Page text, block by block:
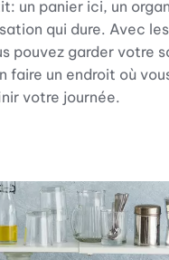
un panier ici, un
qui dure. Avec
pouvez garder votre
faire un endroit où
votre journée.